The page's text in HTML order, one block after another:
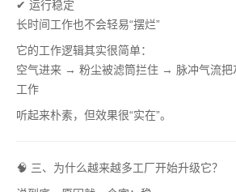
✔ 运行稳定
长时间工作也不会轻易“摆烂”
它的工作逻辑其实很简单：
空气进来 → 粉尘被滤筒拦住 → 脉冲气流
工作
听起来朴素，但效果很“实在”。
🧠 三、为什么越来越多工厂开始升级它？